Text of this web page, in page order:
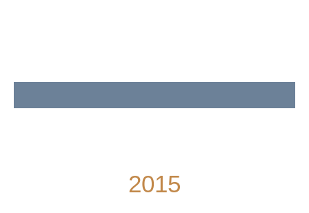
2015